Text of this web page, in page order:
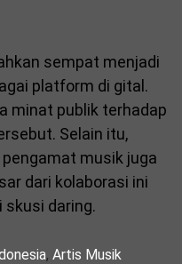
sempat menjadi
platform di gital.
minat publik terhadap
Selain itu,
musik juga
dari kolaborasi ini
skusi daring.
, Artis Musik